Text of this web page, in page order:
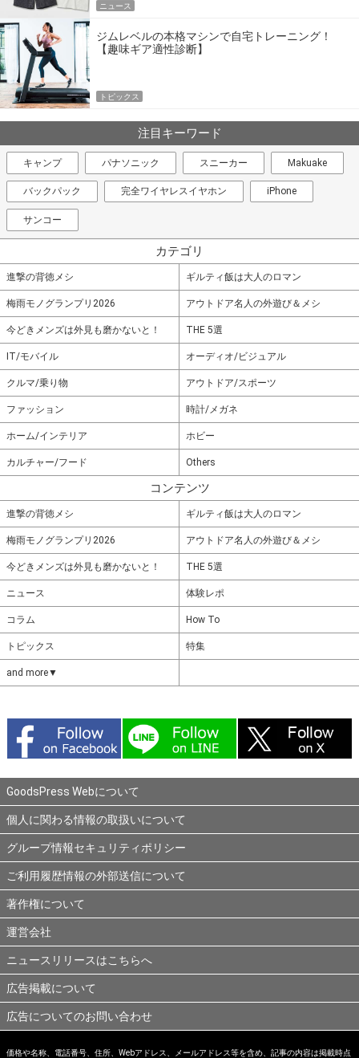
ニュース
ジムレベルの本格マシンで自宅トレーニング！
【趣味ギア適性診断】
トピックス
注目キーワード
キャンプ パナソニック スニーカー Makuake
バックパック 完全ワイヤレスイヤホン iPhone
サンコー
カテゴリ
進撃の背徳メシ ギルティ飯は大人のロマン
梅雨モノグランプリ2026 アウトドア名人の外遊び＆メシ
今どきメンズは外見も磨かないと！ THE 5選
IT/モバイル オーディオ/ビジュアル
クルマ/乗り物 アウトドア/スポーツ
ファッション 時計/メガネ
ホーム/インテリア ホビー
カルチャー/フード Others
コンテンツ
進撃の背徳メシ ギルティ飯は大人のロマン
梅雨モノグランプリ2026 アウトドア名人の外遊び＆メシ
今どきメンズは外見も磨かないと！ THE 5選
ニュース 体験レポ
コラム How To
トピックス 特集
and more▼
GoodsPress Webについて
個人に関わる情報の取扱いについて
グループ情報セキュリティポリシー
ご利用履歴情報の外部送信について
著作権について
運営会社
ニュースリリースはこちらへ
広告掲載について
広告についてのお問い合わせ
価格や名称、電話番号、住所、Webアドレス、メールアドレス等を含め、記事の内容は掲載時点